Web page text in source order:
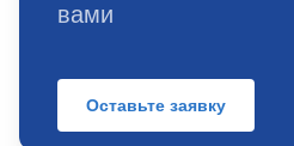
вами
Оставьте заявку